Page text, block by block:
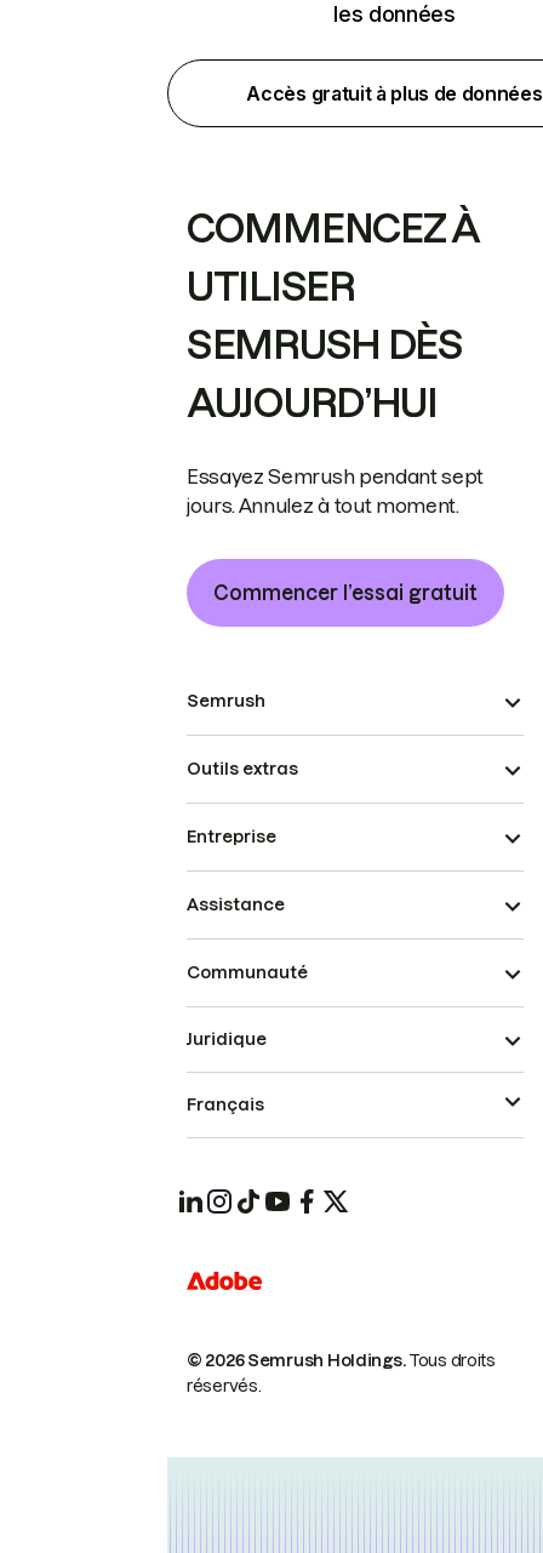
les données
Accès gratuit à plus de données
COMMENCEZ À
UTILISER
SEMRUSH DÈS
AUJOURD’HUI
Essayez Semrush pendant sept
jours. Annulez à tout moment.
Commencer l’essai gratuit
Semrush
Outils extras
Entreprise
Assistance
Communauté
© 2026 Semrush Holdings.Tous droits
réservés.
Juridique
Français